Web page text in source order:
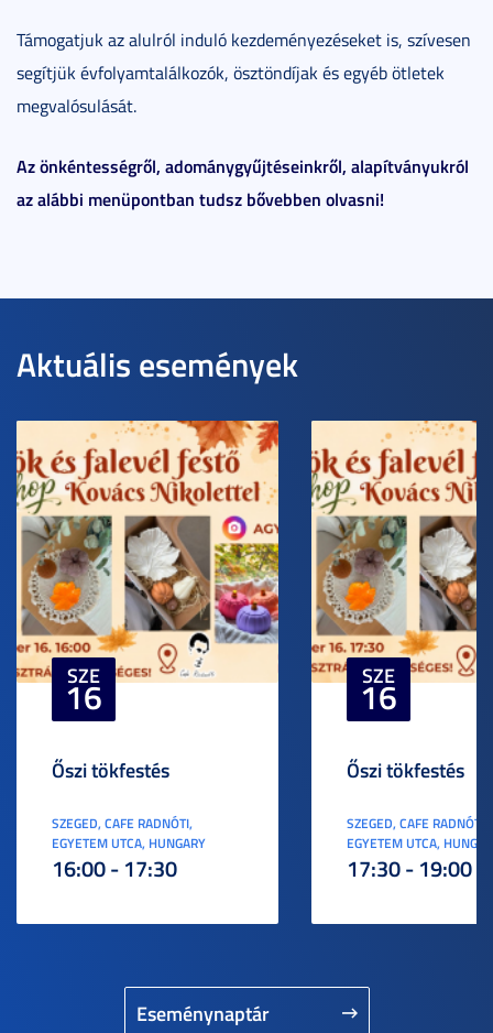
Támogatjuk az alulról induló kezdeményezéseket is, szívesen
segítjük évfolyamtalálkozók, ösztöndíjak és egyéb ötletek
megvalósulását.
Az önkéntességről, adománygyűjtéseinkről, alapítványukról
az alábbi menüpontban tudsz bővebben olvasni!
Aktuális események
Eseménynaptár
SZE
16
Őszi tökfestés
SZEGED, CAFE RADNÓTI,
EGYETEM UTCA, HUNGARY
16:00 - 17:30
SZE
16
Őszi tökfestés
SZEGED, CAFE RADNÓTI,
EGYETEM UTCA,
17:30 - 19:00